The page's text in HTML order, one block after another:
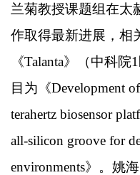
兰菊教授课题组在太
作取得最新进展，相
《Talanta》（中科
目为《Development
terahertz biosensor
all-silicon groove for
environments》。姚